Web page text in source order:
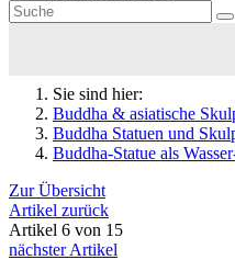
Sie sind hier:
Buddha & asiatische
Buddha Statuen und
Buddha-Statue als
Zur Übersicht
Artikel zurück
Artikel 6 von 15
nächster Artikel